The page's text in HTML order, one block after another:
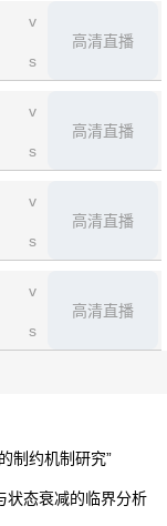
v
s
高清直播
v
s
高清直播
v
s
高清直播
v
s
高清直播
制约机制研究”
状态衰减的临界分析